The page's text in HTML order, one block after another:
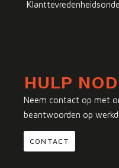
HULP
Neem contact op met
beantwoorden op
CONTACT